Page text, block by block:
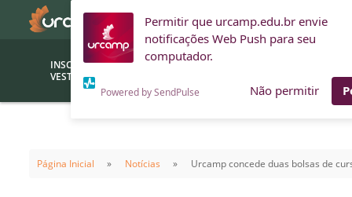
Permitir que urcamp.edu.br envie
notificações Web Push para seu
computador.
Powered by SendPulse Não permitir
INSCRIÇÕES
VESTIBULAR
BOLSAS E
(funcionários/professores)
Página Inicial Notícias Urcamp concede duas bolsas de